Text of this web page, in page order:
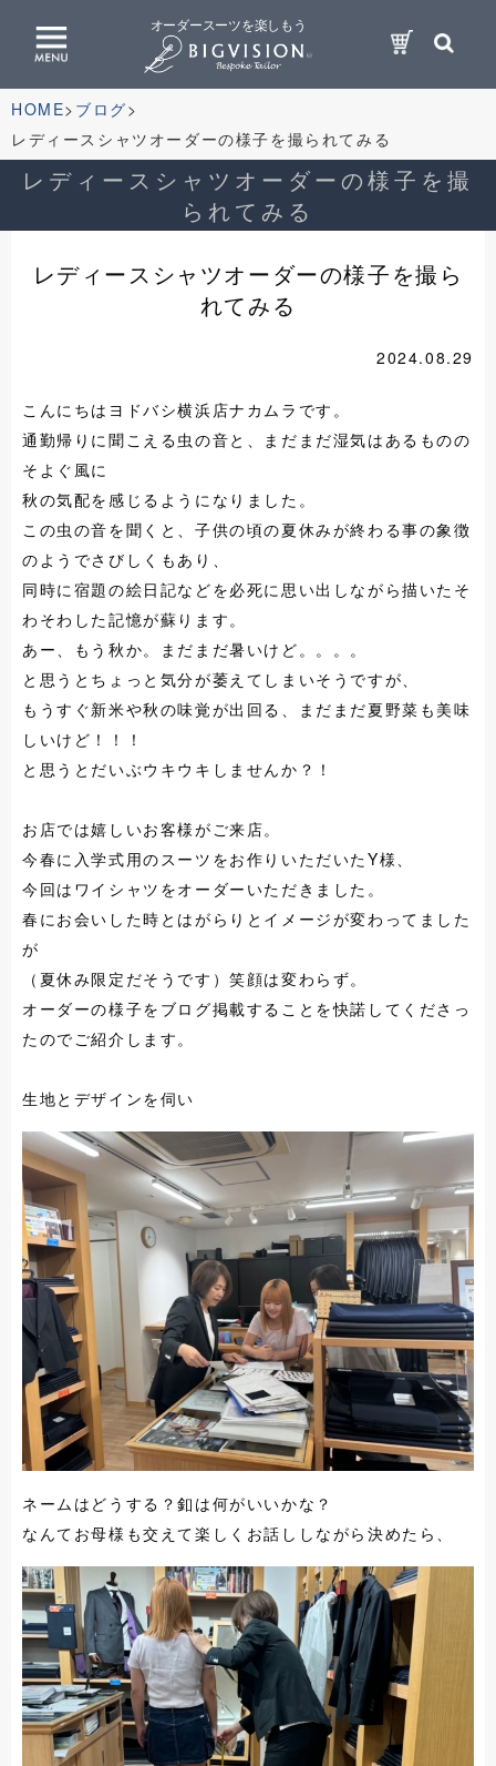
オーダースーツを楽しもう
HOME ブログ
レディースシャツオーダーの様子を撮られてみる
レディースシャツオーダーの様子を撮
られてみる
レディースシャツオーダーの様子を撮ら
れてみる
2024.08.29
こんにちはヨドバシ横浜店ナカムラです。
通勤帰りに聞こえる虫の音と、まだまだ湿気はあるものの
そよぐ風に
秋の気配を感じるようになりました。
この虫の音を聞くと、子供の頃の夏休みが終わる事の象徴
のようでさびしくもあり、
同時に宿題の絵日記などを必死に思い出しながら描いたそ
わそわした記憶が蘇ります。
あー、もう秋か。まだまだ暑いけど。。。。
と思うとちょっと気分が萎えてしまいそうですが、
もうすぐ新米や秋の味覚が出回る、まだまだ夏野菜も美味
しいけど！！！
と思うとだいぶウキウキしませんか？！
お店では嬉しいお客様がご来店。
今春に入学式用のスーツをお作りいただいたY様、
今回はワイシャツをオーダーいただきました。
春にお会いした時とはがらりとイメージが変わってました
が
（夏休み限定だそうです）笑顔は変わらず。
オーダーの様子をブログ掲載することを快諾してくださっ
たのでご紹介します。
生地とデザインを伺い
ネームはどうする？釦は何がいいかな？
なんてお母様も交えて楽しくお話ししながら決めたら、